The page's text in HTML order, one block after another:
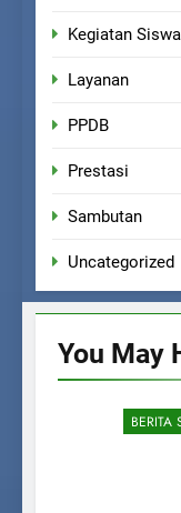
Kegiatan Siswa
Layanan
PPDB
Prestasi
Sambutan
Uncategorized
You May
BERITA